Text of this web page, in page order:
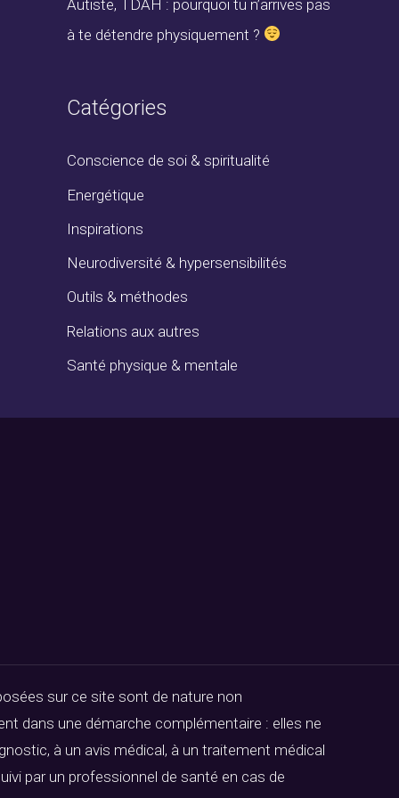
Autiste, TDAH : pourquoi tu n’arrives pas
à te détendre physiquement ?
Catégories
Conscience de soi & spiritualité
Energétique
Inspirations
Neurodiversité & hypersensibilités
Outils & méthodes
Relations aux autres
Santé physique & mentale
sur ce site sont de nature non
dans une démarche complémentaire : elles ne
à un avis médical, à un traitement médical
par un professionnel de santé en cas de